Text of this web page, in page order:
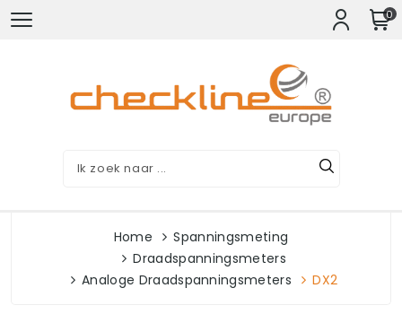
0
Home
Spanningsmeting
Draadspanningsmeters
Analoge Draadspanningsmeters
DX2